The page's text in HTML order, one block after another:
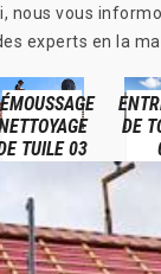
nous vous
experts en la
TUILE 03
DE